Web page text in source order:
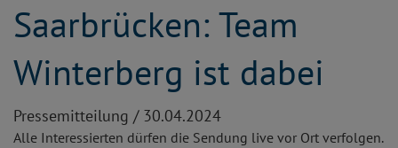
Saarbrücken: Team
Winterberg ist dabei
Pressemitteilung / 30.04.2024
Alle Interessierten dürfen die Sendung live vor Ort verfolgen.